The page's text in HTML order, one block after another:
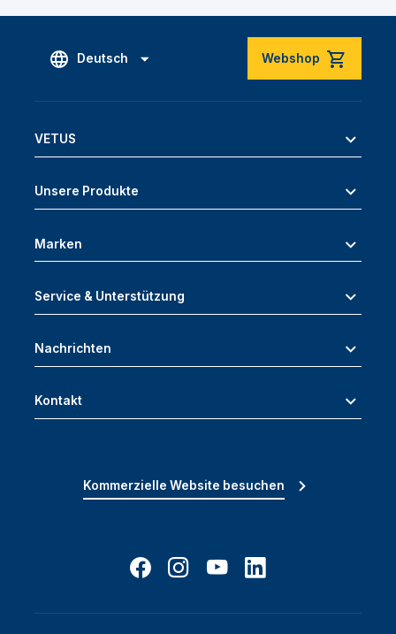
Deutsch Webshop
VETUS
Unsere Produkte
Marken
Service & Unterstützung
Nachrichten
Kontakt
Kommerzielle Website besuchen